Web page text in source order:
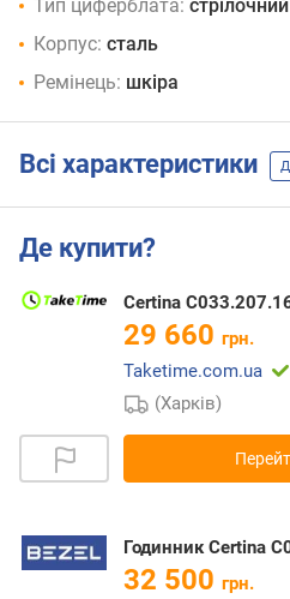
Тип циферблата: стрілочний
Корпус: сталь
Ремінець: шкіра
Всі характеристики
Де купити?
Certina
29 660 грн.
Taketime.com.ua
(Харків)
Годинник Certina
32 500 грн.